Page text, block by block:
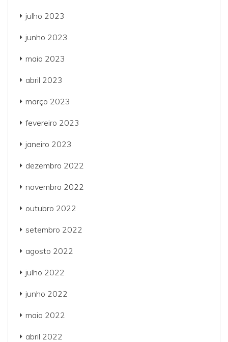
julho 2023
junho 2023
maio 2023
abril 2023
março 2023
fevereiro 2023
janeiro 2023
dezembro 2022
novembro 2022
outubro 2022
setembro 2022
agosto 2022
julho 2022
junho 2022
maio 2022
abril 2022